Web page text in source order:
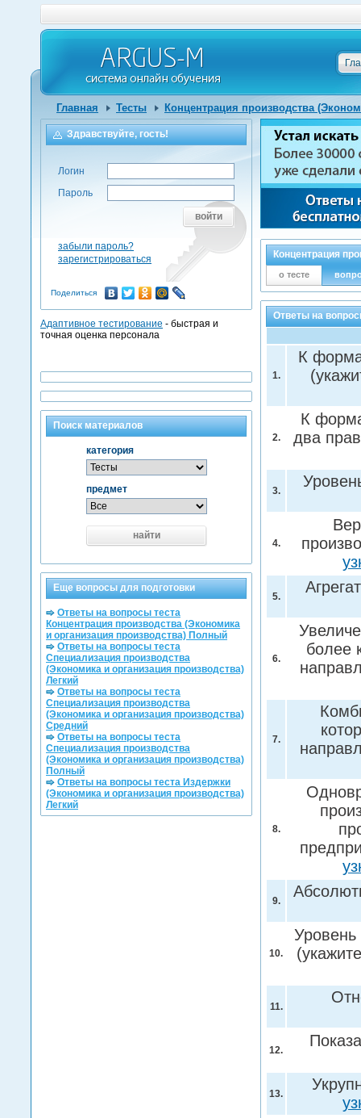
Главная Тесты Концентрация производства
Концентрация
о тесте
Ответы на
1.
К
2.
К
два
3.
4.
5.
6.
более
7.
8.
9.
10.
Уровень
11.
12.
13.
Здравствуйте, гость!
Логин
Пароль
войти
забыли пароль?
зарегистрироваться
Поделиться
Адаптивное тестирование - быстрая и
точная оценка персонала
Поиск материалов
категория
предмет
найти
Еще вопросы для подготовки
Ответы на вопросы теста
Концентрация производства (Экономика
и организация производства) Полный
Ответы на вопросы теста
Специализация производства
(Экономика и организация производства)
Легкий
Ответы на вопросы теста
Специализация производства
(Экономика и организация производства)
Средний
Ответы на вопросы теста
Специализация производства
(Экономика и организация производства)
Полный
Ответы на вопросы теста Издержки
(Экономика и организация производства)
Легкий